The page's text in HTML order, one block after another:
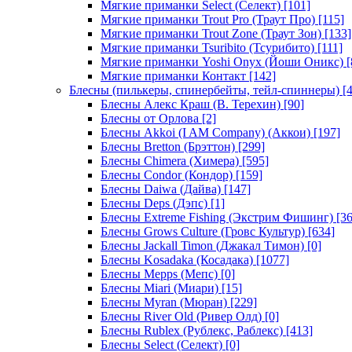
Мягкие приманки Select (Селект) [101]
Мягкие приманки Trout Pro (Траут Про) [115]
Мягкие приманки Trout Zone (Траут Зон) [133]
Мягкие приманки Tsuribito (Тсурибито) [111]
Мягкие приманки Yoshi Onyx (Йоши Оникс)
Мягкие приманки Контакт [142]
Блесны (пилькеры, спинербейты, тейл-спиннеры)
Блесны Алекс Краш (В. Терехин) [90]
Блесны от Орлова [2]
Блесны Akkoi (I AM Company) (Аккои) [197]
Блесны Bretton (Брэттон) [299]
Блесны Chimera (Химера) [595]
Блесны Condor (Кондор) [159]
Блесны Daiwa (Дайва) [147]
Блесны Deps (Дэпс) [1]
Блесны Extreme Fishing (Экстрим Фишинг)
Блесны Grows Culture (Гровс Культур) [634]
Блесны Jackall Timon (Джакал Тимон) [0]
Блесны Kosadaka (Косадака) [1077]
Блесны Mepps (Мепс) [0]
Блесны Miari (Миари) [15]
Блесны Myran (Мюран) [229]
Блесны River Old (Ривер Олд) [0]
Блесны Rublex (Рублекс, Раблекс) [413]
Блесны Select (Селект) [0]